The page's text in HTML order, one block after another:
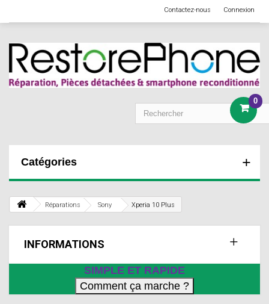
Connexion
Contactez-nous
0
Catégories
Réparations Sony Xperia 10 Plus
INFORMATIONS
SIMPLE ET RAPIDE